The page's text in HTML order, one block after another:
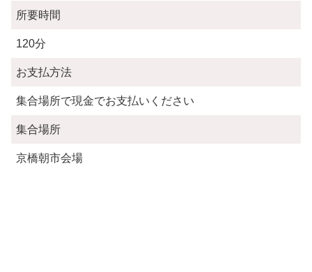
所要時間
120分
お支払方法
集合場所で現金でお支払いください
集合場所
京橋朝市会場